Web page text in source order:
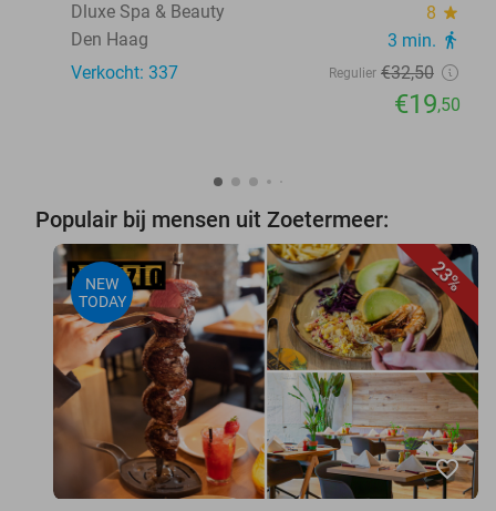
Dluxe Spa & Beauty
8 star
Den Haag 3 min. directions_walk
Verkocht: 337 Regulier €32,50
€19,50
Populair bij mensen uit Zoetermeer:
23%
NEW
TODAY
favorite_border